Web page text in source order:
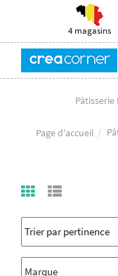
4 magasins
Pâtisserie
Page d'accueil